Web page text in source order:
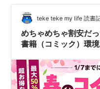
本当は紙で欲しいけれど
株主優待 WEBで簡単申
んですぐメールでギフ
teke teke my life 読書
めちゃめちゃ割安だ
書籍（コミック）環